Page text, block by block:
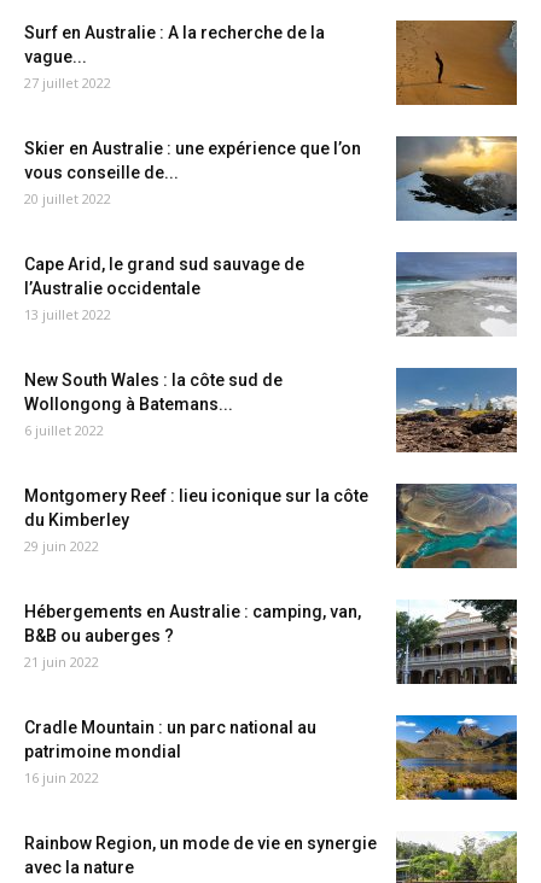
Surf en Australie : A la recherche de la
vague...
27 juillet 2022
Skier en Australie : une expérience que l’on
vous conseille de...
20 juillet 2022
Cape Arid, le grand sud sauvage de
l’Australie occidentale
13 juillet 2022
New South Wales : la côte sud de
Wollongong à Batemans...
6 juillet 2022
Montgomery Reef : lieu iconique sur la côte
du Kimberley
29 juin 2022
Hébergements en Australie : camping, van,
B&B ou auberges ?
21 juin 2022
Cradle Mountain : un parc national au
patrimoine mondial
16 juin 2022
Rainbow Region, un mode de vie en synergie
avec la nature